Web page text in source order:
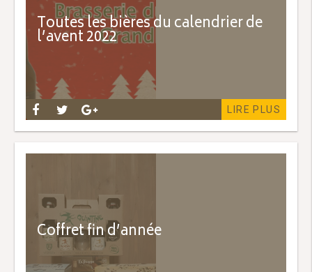
Toutes les bières du calendrier de
l’avent 2022
LIRE PLUS
Coffret fin d’année